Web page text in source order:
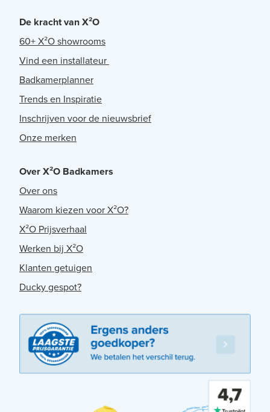
De kracht van X²O
60+ X²O showrooms
Vind een installateur
Badkamerplanner
Trends en Inspiratie
Inschrijven voor de nieuwsbrief
Onze merken
Over X²O Badkamers
Over ons
Waarom kiezen voor X²O?
X²O Prijsverhaal
Werken bij X²O
Klanten getuigen
Ducky gespot?